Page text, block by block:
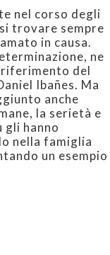
nel corso degli
trovare sempre
in causa.
ne
del
Ibañes. Ma
anche
la serietà e
hanno
nella famiglia
un esempio